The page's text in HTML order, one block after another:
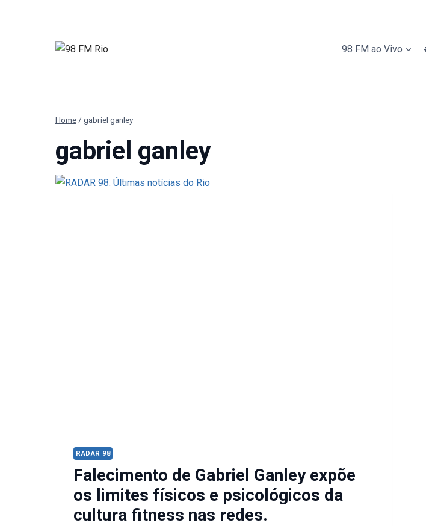
98 FM ao Vivo
Home / gabriel ganley
gabriel ganley
RADAR 98
Falecimento de Gabriel Ganley expõe
os limites físicos e psicológicos da
cultura fitness nas redes.